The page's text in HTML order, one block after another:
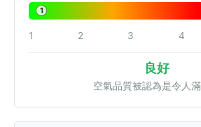
1
1 2 3 4
良好
空氣品質被認為是令人